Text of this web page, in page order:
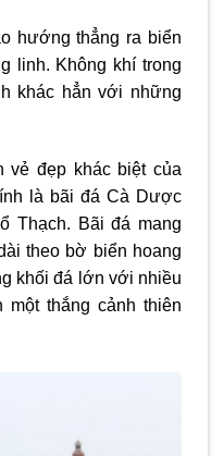
hướng thẳng ra biển
linh. Không khí trong
khác hẳn với những
vẻ đẹp khác biệt của
là bãi đá Cà Dược
Thạch. Bãi đá mang
theo bờ biển hoang
khối đá lớn với nhiều
một thắng cảnh thiên